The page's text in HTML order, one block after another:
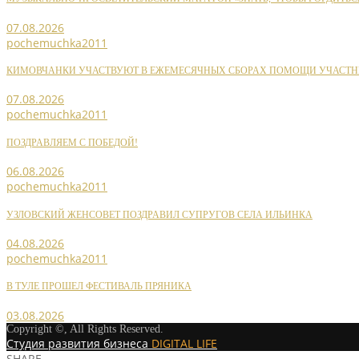
07.08.2026
pochemuchka2011
КИМОВЧАНКИ УЧАСТВУЮТ В ЕЖЕМЕСЯЧНЫХ СБОРАХ ПОМОЩИ
07.08.2026
pochemuchka2011
ПОЗДРАВЛЯЕМ С ПОБЕДОЙ!
06.08.2026
pochemuchka2011
УЗЛОВСКИЙ ЖЕНСОВЕТ ПОЗДРАВИЛ СУПРУГОВ СЕЛА ИЛЬИНКА
04.08.2026
pochemuchka2011
В ТУЛЕ ПРОШЕЛ ФЕСТИВАЛЬ ПРЯНИКА
03.08.2026
Copyright ©, All Rights Reserved.
Студия развития бизнеса DIGITAL LIFE